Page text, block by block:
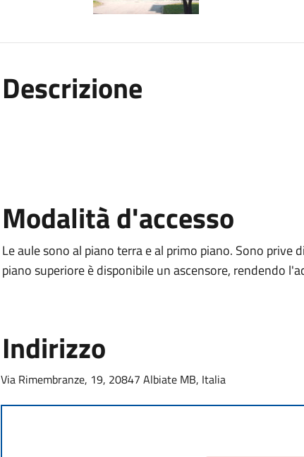
Descrizione
Modalità d'accesso
Le aule sono al piano terra e al primo piano. Sono prive
piano superiore è disponibile un ascensore, rendendo
Indirizzo
Via Rimembranze, 19, 20847 Albiate MB, Italia